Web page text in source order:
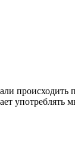
употреблять